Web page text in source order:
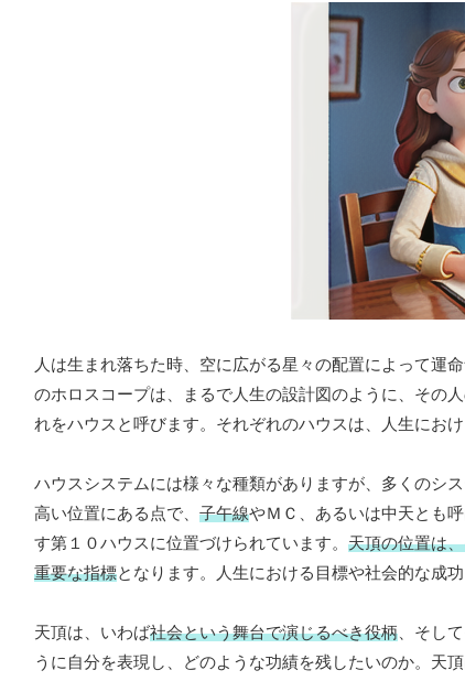
人は生まれ落ちた時、空に広がる星々の配置によって運
のホロスコープは、まるで人生の設計図のように、その
れをハウスと呼びます。それぞれのハウスは、人生にお
ハウスシステムには様々な種類がありますが、多くのシ
高い位置にある点で、 子午線やＭＣ、あるいは中天とも
す第１０ハウスに位置づけられています。 天頂の位置は
重要な指標となります。人生における目標や社会的な成
天頂は、いわば社会という舞台で演じるべき役柄 、そし
うに自分を表現し、どのような功績を残したいのか。天